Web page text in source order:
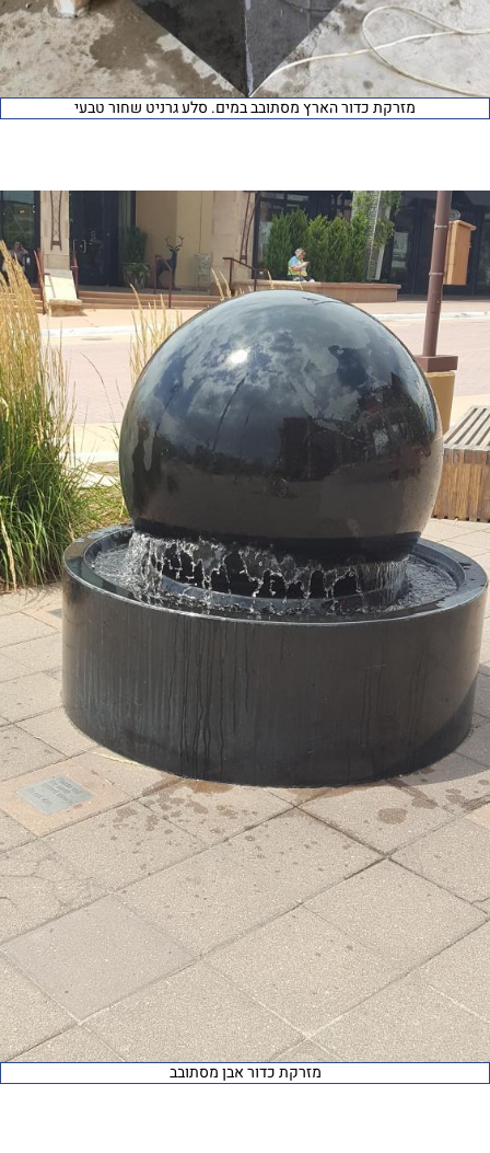
מזרקת כדור הארץ מסתובב במים. סלע גרניט שחור טבעי
מזרקת כדור אבן מסתובב